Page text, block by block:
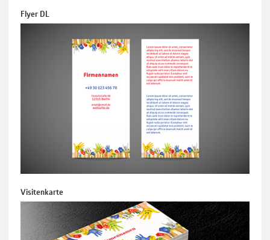
Flyer DL
Visitenkarte